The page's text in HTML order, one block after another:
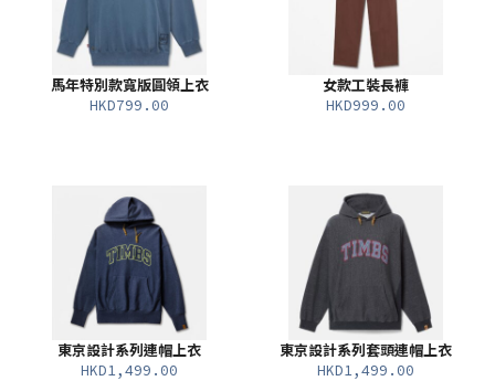
馬年特別款寬版圓領上衣
HKD799.00
女款工裝長褲
HKD999.00
東京設計系列連帽上衣
HKD1,499.00
東京設計系列套頭連帽上衣
HKD1,499.00